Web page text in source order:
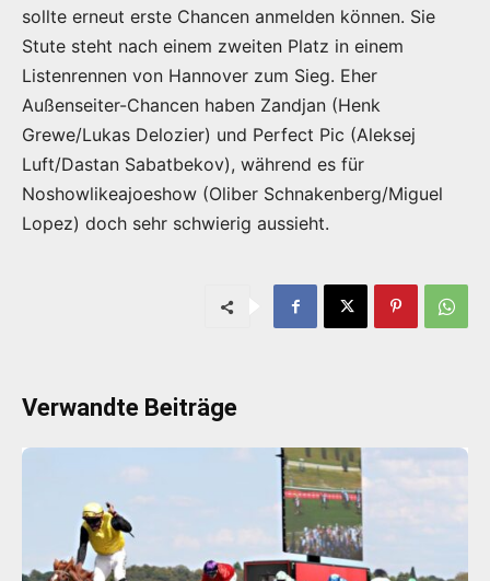
sollte erneut erste Chancen anmelden können. Sie
Stute steht nach einem zweiten Platz in einem
Listenrennen von Hannover zum Sieg. Eher
Außenseiter-Chancen haben Zandjan (Henk
Grewe/Lukas Delozier) und Perfect Pic (Aleksej
Luft/Dastan Sabatbekov), während es für
Noshowlikeajoeshow (Oliber Schnakenberg/Miguel
Lopez) doch sehr schwierig aussieht.
Verwandte Beiträge